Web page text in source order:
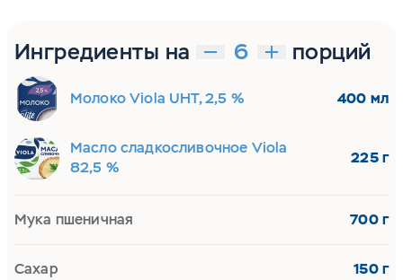
Ингредиенты на порций
Молоко Viola UHT, 2,5 % 400 мл
Масло сладкосливочное Viola
82,5 %
225 г
Мука пшеничная 700 г
Сахар 150 г